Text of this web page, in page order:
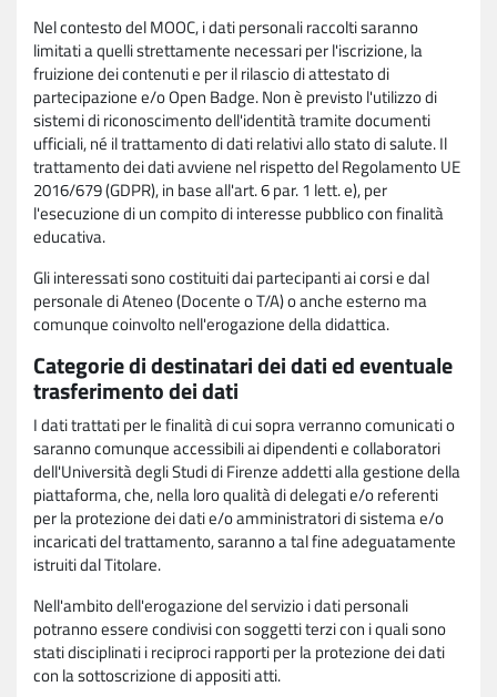
Nel contesto del MOOC, i dati personali raccolti saranno
limitati a quelli strettamente necessari per l'iscrizione, la
fruizione dei contenuti e per il rilascio di attestato di
partecipazione e/o Open Badge. Non è previsto l'utilizzo di
sistemi di riconoscimento dell'identità tramite documenti
ufficiali, né il trattamento di dati relativi allo stato di salute. Il
trattamento dei dati avviene nel rispetto del Regolamento UE
2016/679 (GDPR), in base all'art. 6 par. 1 lett. e), per
l'esecuzione di un compito di interesse pubblico con finalità
educativa.
Gli interessati sono costituiti dai partecipanti ai corsi e dal
personale di Ateneo (Docente o T/A) o anche esterno ma
comunque coinvolto nell'erogazione della didattica.
Categorie di destinatari dei dati ed eventuale
trasferimento dei dati
I dati trattati per le finalità di cui sopra verranno comunicati o
saranno comunque accessibili ai dipendenti e collaboratori
dell'Università degli Studi di Firenze addetti alla gestione della
piattaforma, che, nella loro qualità di delegati e/o referenti
per la protezione dei dati e/o amministratori di sistema e/o
incaricati del trattamento, saranno a tal fine adeguatamente
istruiti dal Titolare.
Nell'ambito dell'erogazione del servizio i dati personali
potranno essere condivisi con soggetti terzi con i quali sono
stati disciplinati i reciproci rapporti per la protezione dei dati
con la sottoscrizione di appositi atti.